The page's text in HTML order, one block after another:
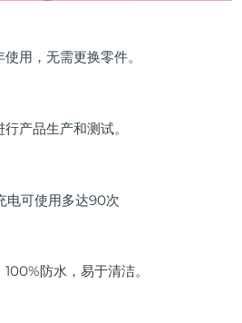
用，无需更换零件。
产品生产和测试。
电可使用多达90次
防水，易于清洁。